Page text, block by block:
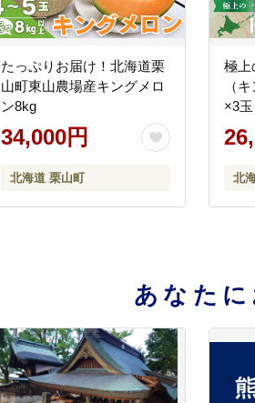
たっぷりお届け！北海道栗
山町東山農場産キングメロ
ン8kg
34,000円
北海道 栗山町
極上
（
×3玉
北
あなた